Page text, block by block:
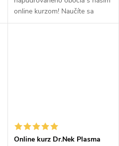
online kurzom! Naučíte sa
techniky permanentného make-
Online kurz Dr.Nek Plasma